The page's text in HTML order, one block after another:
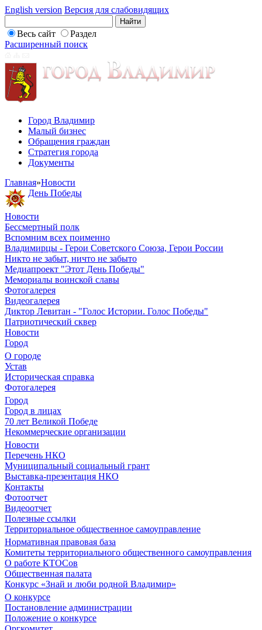
English version Версия для слабовидящих
Весь сайт
Раздел
Расширенный поиск
Город Владимир
Малый бизнес
Обращения граждан
Стратегия города
Документы
Главная»Новости
День Победы
Новости
Бессмертный полк
Вспомним всех поименно
Владимирцы - Герои Советского Союза, Герои России
Никто не забыт, ничто не забыто
Медиапроект "Этот День Победы"
Мемориалы воинской славы
Фотогалерея
Видеогалерея
Диктор Левитан - "Голос Истории. Голос Победы"
Патриотический сквер
Новости
Город
О городе
Устав
Историческая справка
Фотогалерея
Город
Город в лицах
70 лет Великой Победе
Некоммерческие организации
Новости
Перечень НКО
Муниципальный социальный грант
Выставка-презентация НКО
Контакты
Фотоотчет
Видеоотчет
Полезные ссылки
Территориальное общественное самоуправление
Нормативная правовая база
Комитеты территориального общественного самоуправления
О работе КТОСов
Общественная палата
Конкурс «Знай и люби родной Владимир»
О конкурсе
Постановление администрации
Положение о конкурсе